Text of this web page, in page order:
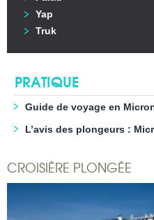
Yap
Truk
PRATIQUE
Guide de voyage en
L’avis des plongeurs :
CROISIÈRE PLONGÉE